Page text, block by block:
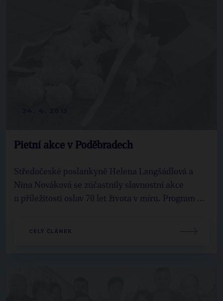
Pietní akce v Poděbradech
Středočeské poslankyně Helena Langšádlová a
Nina Nováková se zúčastnily slavnostní akce
u příležitosti oslav 70 let života v míru. Program ...
CELÝ ČLÁNEK